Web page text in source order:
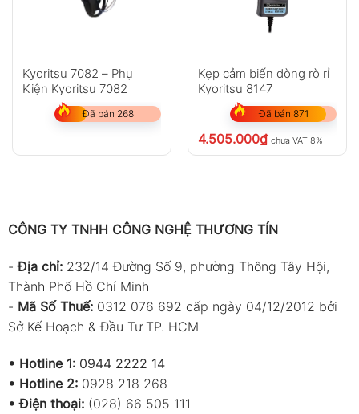
Kyoritsu 7082 – Phụ
Kiện Kyoritsu 7082
Đã bán 268
Kẹp cảm biến dòng rò rỉ
Kyoritsu 8147
Đã bán 871
4.505.000₫ chưa VAT 8%
CÔNG TY TNHH CÔNG NGHỆ THƯƠNG TÍN
-Địa chỉ: 232/14 Đường Số 9, phường Thông Tây Hội,
Thành Phố Hồ Chí Minh
- Mã Số Thuế: 0312 076 692 cấp ngày 04/12/2012 bởi
Sở Kế Hoạch & Đầu Tư TP. HCM
• Hotline 1: 0944 2222 14
• Hotline 2: 0928 218 268
• Điện thoại: (028) 66 505 111